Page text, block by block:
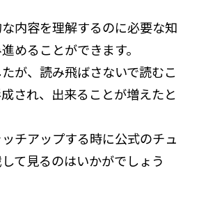
内容を理解するのに必要な知
めることができます。
が、読み飛ばさないで読むこ
され、出来ることが増えたと
チアップする時に公式のチュ
て見るのはいかがでしょう